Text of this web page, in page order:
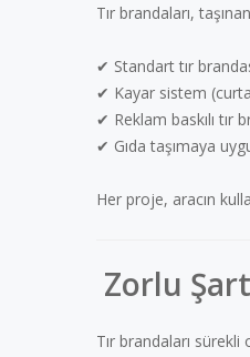
Tır brandaları,
✔ Standart tır
✔ Kayar sistem
✔ Reklam baskılı tır
✔ Gıda taşımaya
Her proje, aracın
Zorlu
Tır brandaları